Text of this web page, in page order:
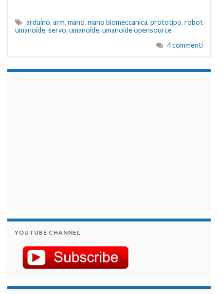
arduino, arm, mano, mano biomeccanica, prototipo, robot
umanoide, servo, umanoide, umanoide opensource
4 commenti
YOUTUBE CHANNEL